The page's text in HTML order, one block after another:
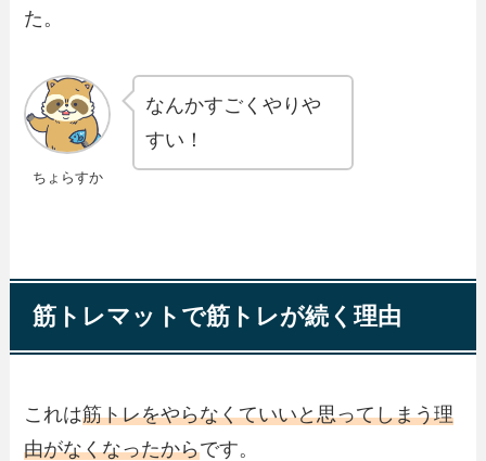
た。
ちょらすか
なんかすごくやりや
すい！
筋トレマットで筋トレが続く理由
これは筋トレをやらなくていいと思ってしまう理
由がなくなったからです。